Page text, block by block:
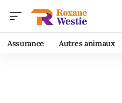
Assurance Autres animaux